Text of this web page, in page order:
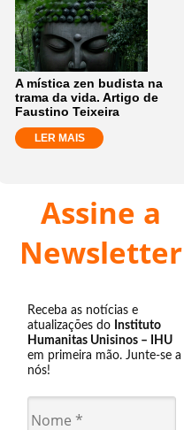
A mística zen budista na
trama da vida. Artigo de
Faustino Teixeira
LER MAIS
Assine a
Newsletter
Receba as notícias e
atualizações do Instituto
Humanitas Unisinos – IHU
em primeira mão. Junte-se a
nós!